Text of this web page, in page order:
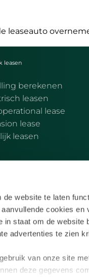
de website te laten
cookies en
staat om de website
advertenties te zien
van onze site
deze gegevens
leaseauto
leasen
berekenen
leasen
lease
lease
leasen
Lease wordt
ingeschreven in
|Disclaimer|Privacy